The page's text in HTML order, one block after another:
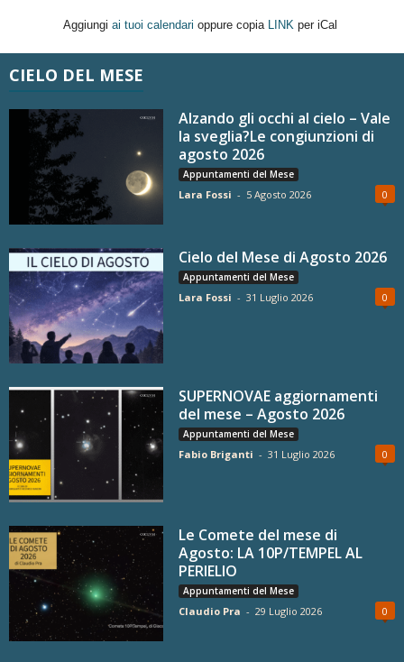
Aggiungi ai tuoi calendari oppure copia LINK per iCal
CIELO DEL MESE
Alzando gli occhi al cielo – Vale
la sveglia?Le congiunzioni di
agosto 2026
Appuntamenti del Mese
Lara Fossi - 5 Agosto 2026 0
Cielo del Mese di Agosto 2026
Appuntamenti del Mese
Lara Fossi - 31 Luglio 2026 0
SUPERNOVAE aggiornamenti
del mese – Agosto 2026
Appuntamenti del Mese
Fabio Briganti - 31 Luglio 2026 0
Le Comete del mese di
Agosto: LA 10P/TEMPEL AL
PERIELIO
Appuntamenti del Mese
Claudio Pra - 29 Luglio 2026 0